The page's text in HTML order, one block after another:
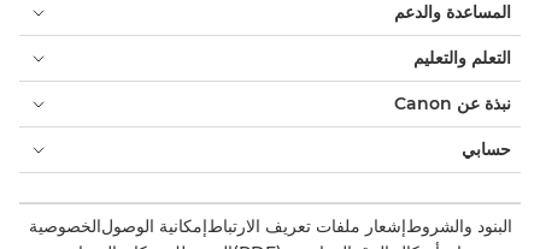
المساعدة والدعم
التعلم والتعليم
نبذة عن Canon
حسابي
البنود والشروطإشعار ملفات تعريف الارتباطإمكانية الوصولالخصوصية